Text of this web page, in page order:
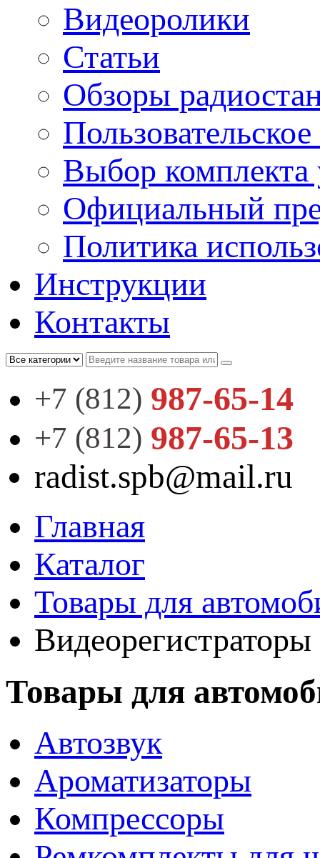
Видеоролики
Статьи
Обзоры
Выбор комплекта
Официальный
Политика
Инструкции
Контакты
+7 (812) 987-65-14
+7 (812) 987-65-13
radist.spb@mail.ru
Главная
Каталог
Товары для
Видеорегистраторы
Товары для
Автозвук
Ароматизаторы
Компрессоры